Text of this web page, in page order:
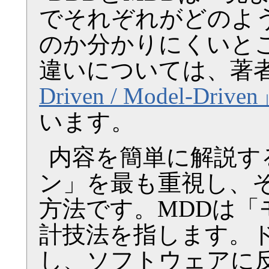
でそれぞれがどのよ
のか分かりにくいと
違いについては、著
Driven / Model-Driven
います。
内容を簡単に解説
ン」を最も重視し、
方法です。MDDは
計技法を指します。
し、ソフトウェアに